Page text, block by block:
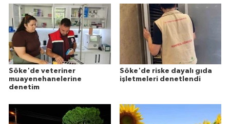
Söke'de veteriner
muayenehanelerine
denetim
Söke'de riske dayalı gıda
işletmeleri denetlendi